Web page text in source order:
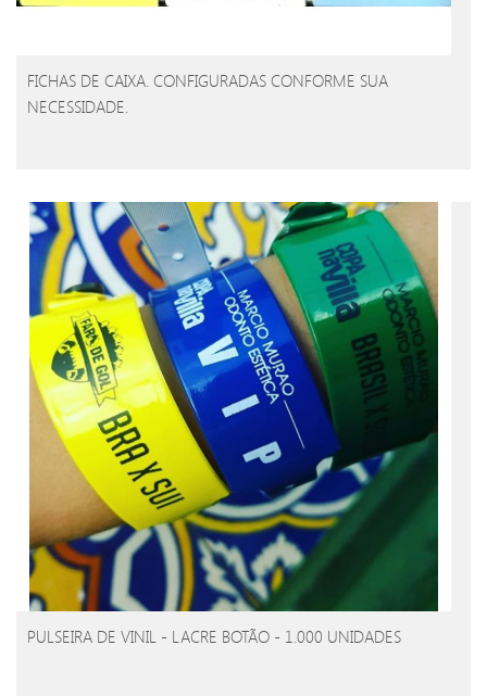
FICHAS DE CAIXA. CONFIGURADAS CONFORME SUA
NECESSIDADE.
PULSEIRA DE VINIL - LACRE BOTÃO - 1.000 UNIDADES